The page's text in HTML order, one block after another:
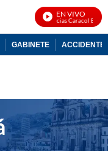
EN VIVO
Noticias Caracol En Vivo
GABINETE ACCIDENTE